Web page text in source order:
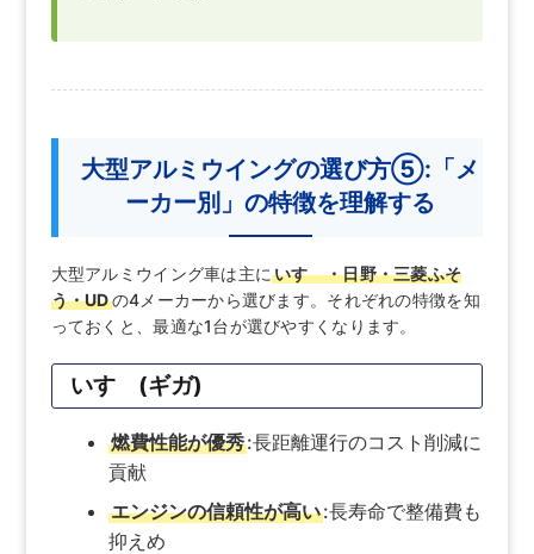
大型アルミウイングの選び方⑤:「メ
ーカー別」の特徴を理解する
大型アルミウイング車は主にいすゞ・日野・三菱ふそ
う・UDの4メーカーから選びます。それぞれの特徴を知
っておくと、最適な1台が選びやすくなります。
いすゞ(ギガ)
燃費性能が優秀:長距離運行のコスト削減に
貢献
エンジンの信頼性が高い:長寿命で整備費も
抑えめ